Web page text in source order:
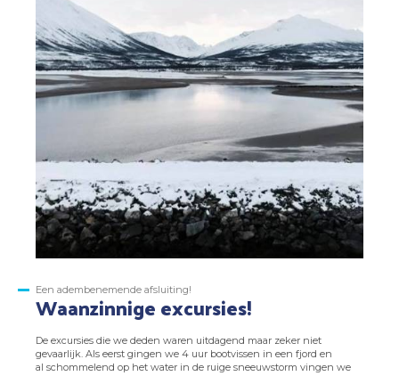
Een adembenemende afsluiting!
Waanzinnige excursies!
De excursies die we deden waren uitdagend maar zeker niet
gevaarlijk. Als eerst gingen we 4 uur bootvissen in een fjord en
al schommelend op het water in de ruige sneeuwstorm vingen we